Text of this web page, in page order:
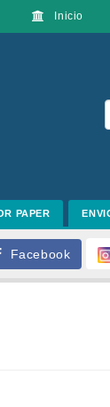
Inicio
PAPER
Facebook